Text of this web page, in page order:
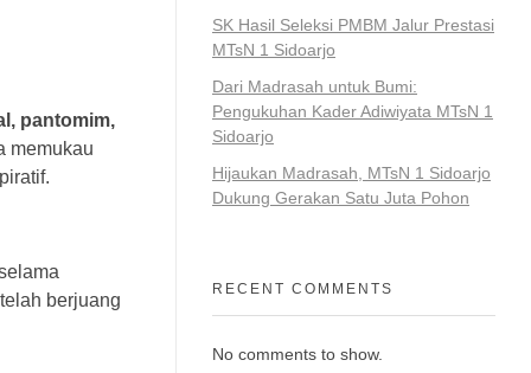
pantomim,
memukau
berjuang
SK Hasil Seleksi PMBM Jalur Prestasi
MTsN 1 Sidoarjo
Dari Madrasah untuk Bumi:
Pengukuhan Kader Adiwiyata MTsN 1
Sidoarjo
Hijaukan Madrasah, MTsN 1 Sidoarjo
Dukung Gerakan Satu Juta Pohon
RECENT COMMENTS
No comments to show.